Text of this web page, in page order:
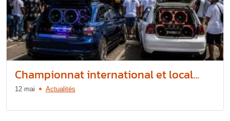
Championnat international et local...
12 mai Actualités